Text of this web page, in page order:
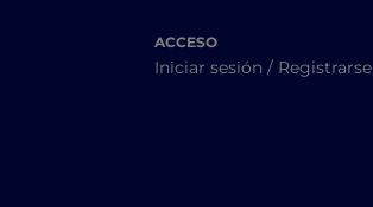
ACCESO
Iniciar sesión / Registrarse